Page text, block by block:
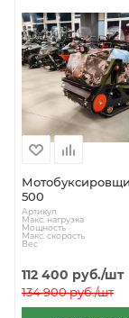
500
Артикул
Макс. нагрузка
Мощность
Макс. скорость
Вес
112 400 руб./шт
134 900руб./шт